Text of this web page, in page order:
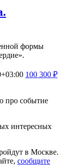
формы
100 300 ₽
про событие
интересных
в Москве.
сообщите